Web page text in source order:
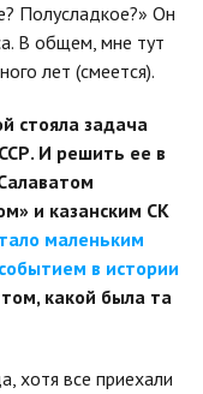
Полусладкое?» Он
В общем, мне тут
лет (смеется).
стояла задача
И решить ее в
и казанским СК
маленьким
в истории
какой была та
хотя все приехали